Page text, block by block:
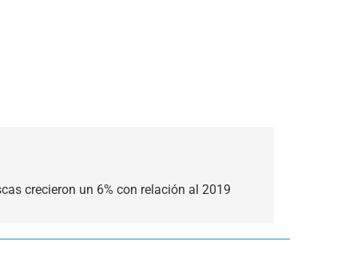
crecieron un 6% con relación al 2019